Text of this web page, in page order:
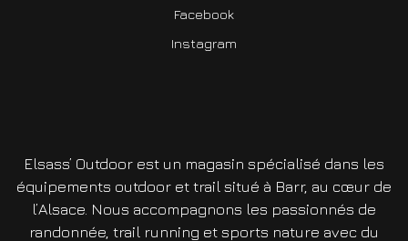
Facebook
Instagram
Elsass’ Outdoor est un magasin spécialisé dans les
équipements outdoor et trail situé à Barr, au cœur de
l’Alsace. Nous accompagnons les passionnés de
randonnée, trail running et sports nature avec du